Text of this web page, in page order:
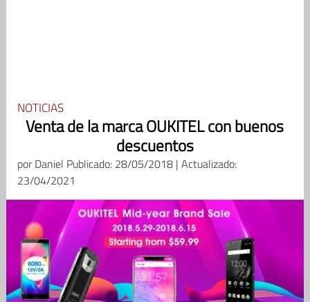
NOTICIAS
Venta de la marca OUKITEL con buenos
descuentos
porDaniel Publicado: 28/05/2018 | Actualizado:
23/04/2021